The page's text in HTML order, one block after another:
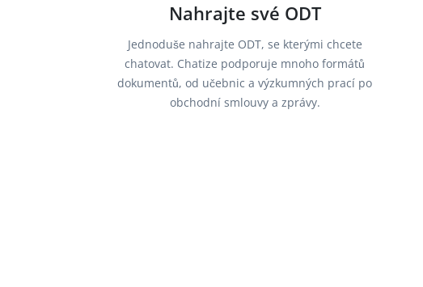
Nahrajte své ODT
Jednoduše nahrajte ODT, se kterými chcete
chatovat. Chatize podporuje mnoho formátů
dokumentů, od učebnic a výzkumných prací po
obchodní smlouvy a zprávy.